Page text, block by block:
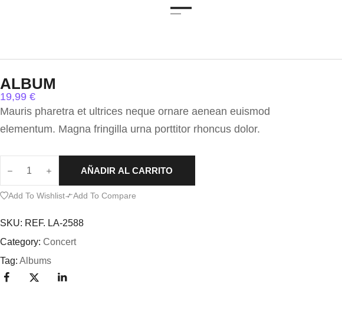
ALBUM
19,99 €
Mauris pharetra et ultrices neque ornare aenean euismod
elementum. Magna fringilla urna porttitor rhoncus dolor.
AÑADIR AL CARRITO
Add To Wishlist Add To Compare
SKU: REF. LA-2588
Category: Concert
Tag: Albums